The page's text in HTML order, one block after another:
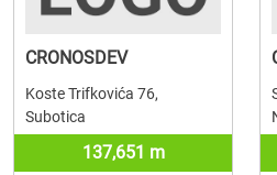
CRONOSDEV
Koste Trifkovića 76,
Subotica
137,651 m